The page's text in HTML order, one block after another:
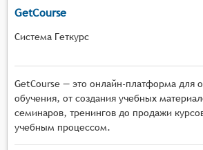
GetCourse
Система Геткурс
GetCourse — это онлайн-платформа для
обучения, от создания учебных
семинаров, тренингов до продажи
учебным процессом.